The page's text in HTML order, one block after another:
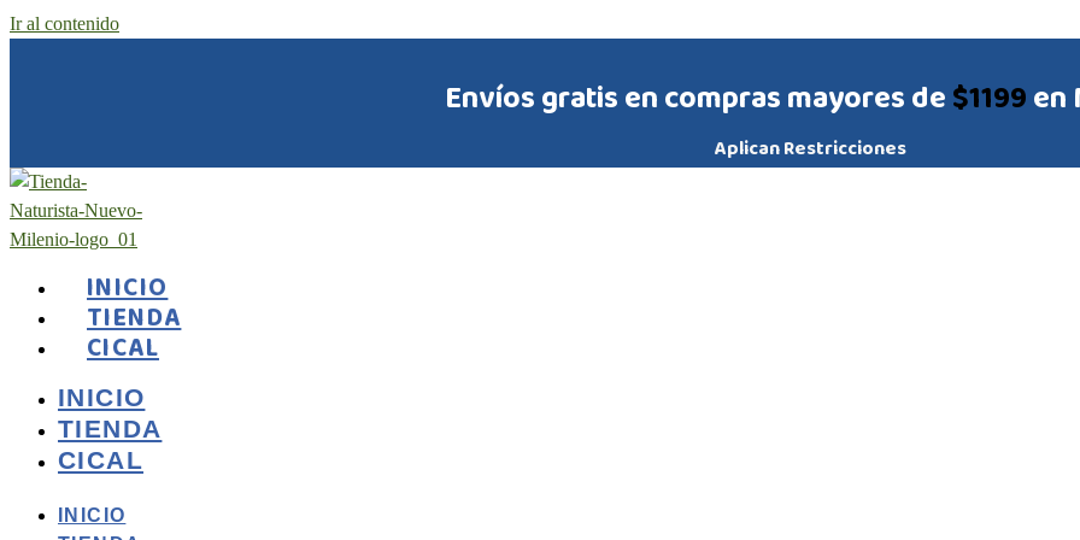
Ir al contenido
Envíos gratis en compras mayores de$1199en
Aplican Restricciones
INICIO
TIENDA
CICAL
INICIO
TIENDA
CICAL
INICIO